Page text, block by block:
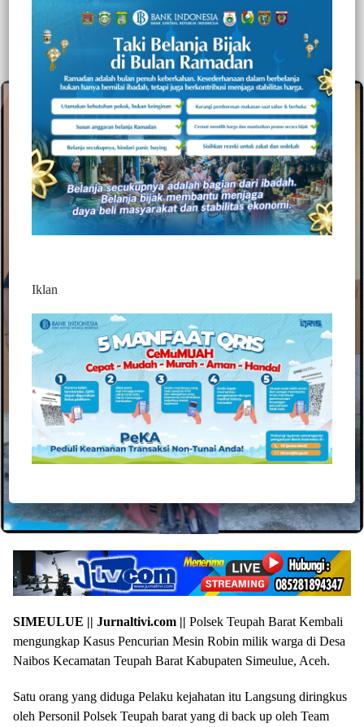
Mesin Robin
Redaksi Jurnaltivi
2 Min Baca
Kamis, 17 Juni 2021
SIMEULUE || Jurnaltivi.com || Polsek Teupah Barat Kembali
mengungkap Kasus Pencurian Mesin Robin milik warga di Desa
Naibos Kecamatan Teupah Barat Kabupaten Simeulue, Aceh.
Satu orang yang diduga Pelaku kejahatan itu Langsung diringkus
oleh Personil Polsek Teupah barat yang di back up oleh Team
Iklan